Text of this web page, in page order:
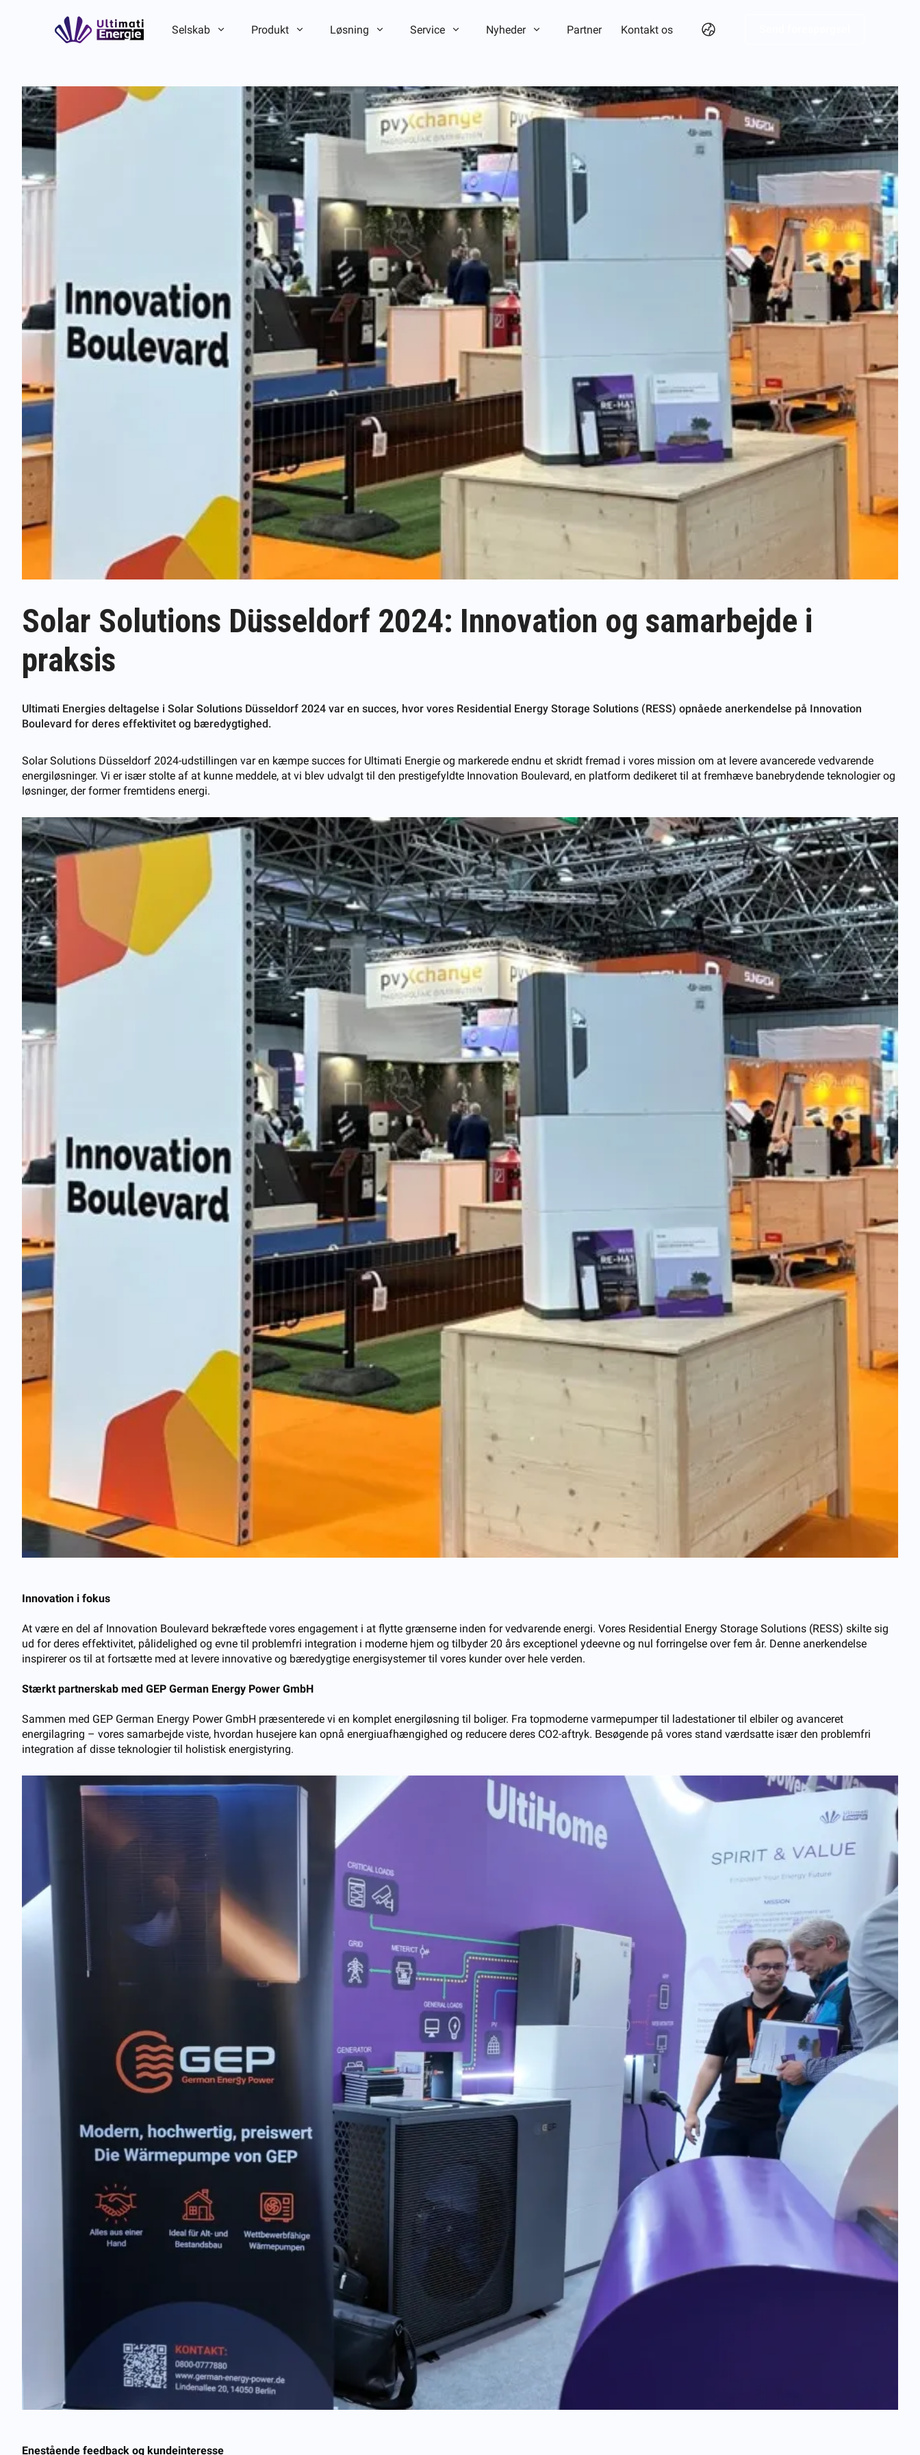
Selskab Produkt Løsning Service Nyheder Partner Kontakt os
Virksomhedsintroduktion
ESG
Brandhistorie
Brandhistorie
Solar Solutions Düsseldorf 2024: Innovation og samarbejde i
praksis
Ultimati Energies deltagelse i Solar Solutions Düsseldorf 2024 var en succes, hvor vores Residential Energy Storage Solutions (RESS) opnåede anerkendelse på Innovation
Boulevard for deres effektivitet og bæredygtighed.
Solar Solutions Düsseldorf 2024-udstillingen var en kæmpe succes for Ultimati Energie og markerede endnu et skridt fremad i vores mission om at levere avancerede vedvarende
energiløsninger. Vi er især stolte af at kunne meddele, at vi blev udvalgt til den prestigefyldte Innovation Boulevard, en platform dedikeret til at fremhæve banebrydende teknologier og
løsninger, der former fremtidens energi.
Innovation i fokus
At være en del af Innovation Boulevard bekræftede vores engagement i at flytte grænserne inden for vedvarende energi. Vores Residential Energy Storage Solutions (RESS) skilte sig
ud for deres effektivitet, pålidelighed og evne til problemfri integration i moderne hjem og tilbyder 20 års exceptionel ydeevne og nul forringelse over fem år. Denne anerkendelse
inspirerer os til at fortsætte med at levere innovative og bæredygtige energisystemer til vores kunder over hele verden.
Stærkt partnerskab med GEP German Energy Power GmbH
Sammen med GEP German Energy Power GmbH præsenterede vi en komplet energiløsning til boliger. Fra topmoderne varmepumper til ladestationer til elbiler og avanceret
energilagring – vores samarbejde viste, hvordan husejere kan opnå energiuafhængighed og reducere deres CO2-aftryk. Besøgende på vores stand værdsatte især den problemfri
integration af disse teknologier til holistisk energistyring.
Enestående feedback og kundeinteresse